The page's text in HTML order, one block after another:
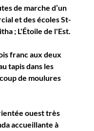
de marche d’un
et des écoles St-
; L'Étoile de l'Est.
franc aux deux
tapis dans les
de moulures
ouest très
accueillante à